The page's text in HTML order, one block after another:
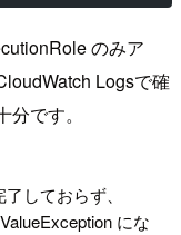
のみア
Logsで確
です。
しておらず、
にな